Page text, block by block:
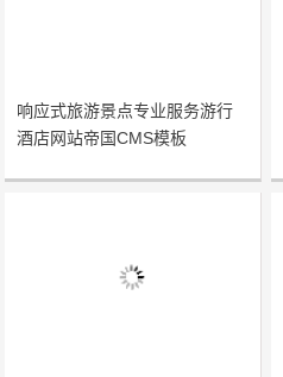
响应式旅游景点专业服务游行
酒店网站帝国CMS模板